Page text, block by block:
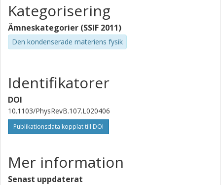
Kategorisering
Ämneskategorier (SSIF 2011)
Den kondenserade materiens fysik
Identifikatorer
DOI
10.1103/PhysRevB.107.L020406
Publikationsdata kopplat till DOI
Mer information
Senast uppdaterat